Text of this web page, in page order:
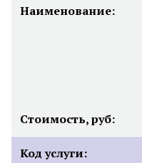
Наименование:
Стоимость, руб:
Код услуги: